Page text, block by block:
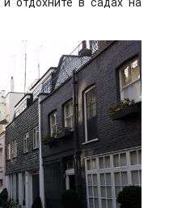
и отдохните в садах на